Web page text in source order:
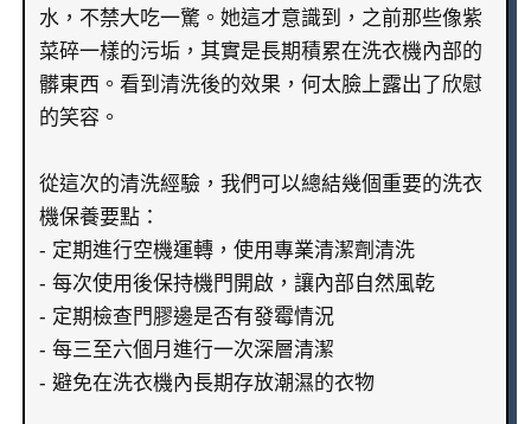
水，不禁大吃一驚。她這才意識到，之前那些像紫
菜碎一樣的污垢，其實是長期積累在洗衣機內部的
髒東西。看到清洗後的效果，何太臉上露出了欣慰
的笑容。
從這次的清洗經驗，我們可以總結幾個重要的洗衣
機保養要點：
- 定期進行空機運轉，使用專業清潔劑清洗
- 每次使用後保持機門開啟，讓內部自然風乾
- 定期檢查門膠邊是否有發霉情況
- 每三至六個月進行一次深層清潔
- 避免在洗衣機內長期存放潮濕的衣物